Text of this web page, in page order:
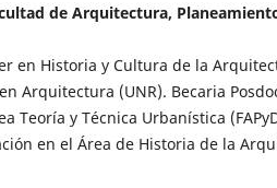
de Arquitectura,
en Historia y Cultura de la
Arquitectura (UNR). Becaria
Teoría y Técnica Urbanística
en el Área de Historia de la